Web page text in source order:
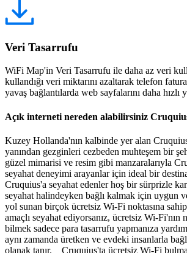
Veri Tasarrufu
WiFi Map'in Veri Tasarrufu ile daha az veri
kullandığı veri miktarını azaltarak telefon
yavaş bağlantılarda web sayfalarını daha
Açık interneti nereden alabilirsiniz
Kuzey Hollanda'nın kalbinde yer alan
yanından gezginleri cezbeden muhteşem bir
güzel mimarisi ve resim gibi manzaralarıyla
seyahat deneyimi arayanlar için ideal bir
Cruquius'a seyahat edenler hoş bir sürprizle
seyahat halindeyken bağlı kalmak için uygun
yol sunan birçok ücretsiz Wi-Fi noktasına
amaçlı seyahat ediyorsanız, ücretsiz Wi-Fi'nın
bilmek sadece para tasarrufu yapmanıza
aynı zamanda üretken ve evdeki insanlarla
olanak tanır. Cruquius'ta ücretsiz Wi-Fi